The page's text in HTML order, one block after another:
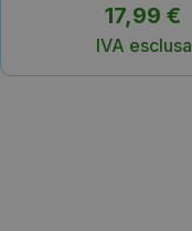
17,99 €
IVA esclusa